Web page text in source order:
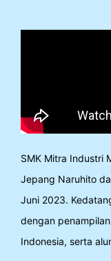
SMK Mitra Industri
Jepang Naruhito
Juni 2023.
dengan
Indonesia, serta